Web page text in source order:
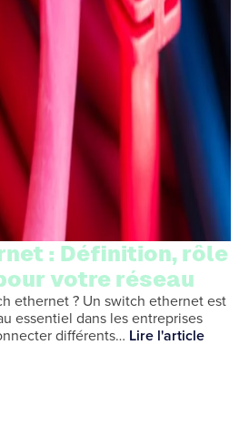
: Définition, rôle
votre réseau
ethernet ? Un switch ethernet est
essentiel dans les entreprises
différents… Lire l'article